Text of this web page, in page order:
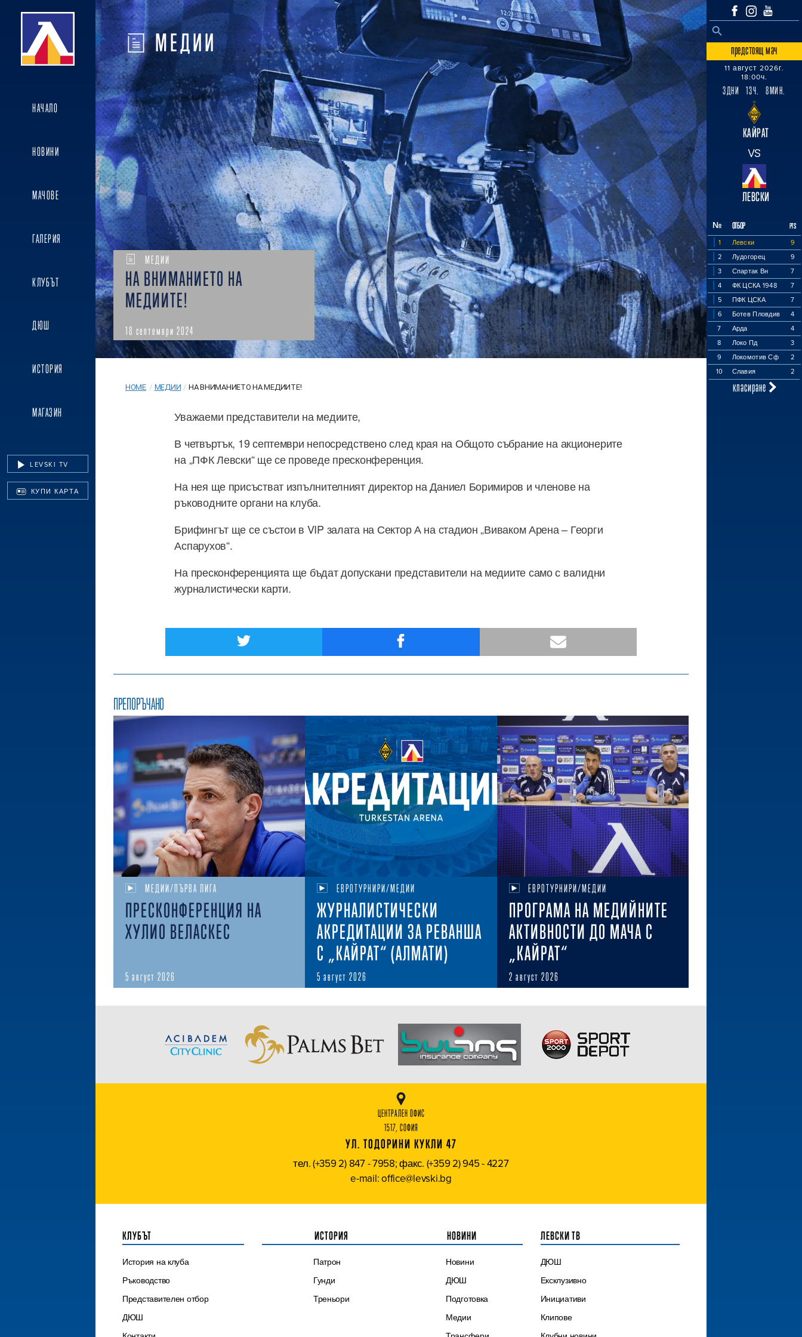
НАЧАЛО
НОВИНИ
МАЧОВЕ
ГАЛЕРИЯ
КЛУБЪТ
ДЮШ
ИСТОРИЯ
МАГАЗИН
LEVSKI TV
КУПИ КАРТА
Search
SEARCH BUTTON
предстоящ мач
11 август 2026г.
18:00ч.
3ДНИ 13Ч. 8МИН.
КАЙРАТ
VS
ЛЕВСКИ
№ ОТБОР PTS
1 Левски
9
2
Лудогорец
9
3
Спартак Вн
7
4
ФК ЦСКА 1948
7
5
ПФК ЦСКА
7
6
Ботев Пловдив
4
7
Арда
4
8
Локо Пд
3
9
Локомотив Сф
2
10
Славия 2
класиране
МЕДИИ
МЕДИИ
НА ВНИМАНИЕТО НА
МЕДИИТЕ!
18 септември 2024
HOME / МЕДИИ / НА ВНИМАНИЕТО НА МЕДИИТЕ!
Уважаеми представители на медиите,
В четвъртък, 19 септември непосредствено след края на Общото събрание на акционерите
на „ПФК Левски“ ще се проведе пресконференция.
На нея ще присъстват изпълнителният директор на Даниел Боримиров и членове на
ръководните органи на клуба.
Брифингът ще се състои в VIP залата на Сектор А на стадион „Виваком Арена – Георги
Аспарухов“.
На пресконференцията ще бъдат допускани представители на медиите само с валидни
журналистически карти.
ПРЕПОРЪЧАНО
МЕДИИ/ПЪРВА ЛИГА
ПРЕСКОНФЕРЕНЦИЯ НА
ХУЛИО ВЕЛАСКЕС
5 август 2026
ЕВРОТУРНИРИ/МЕДИИ
ЖУРНАЛИСТИЧЕСКИ
АКРЕДИТАЦИИ ЗА РЕВАНША
С „КАЙРАТ“ (АЛМАТИ)
5 август 2026
ЕВРОТУРНИРИ/МЕДИИ
ПРОГРАМА НА МЕДИЙНИТЕ
АКТИВНОСТИ ДО МАЧА С
„КАЙРАТ“
2 август 2026
ЦЕНТРАЛЕН ОФИС
1517, СОФИЯ
УЛ. ТОДОРИНИ КУКЛИ 47
тел. (+359 2) 847 - 7958; факс. (+359 2) 945 - 4227
e-mail: office@levski.bg
КЛУБЪТ
История на клуба
Ръководство
Представителен отбор
ДЮШ
ИСТОРИЯ
Патрон
Гунди
Треньори
НОВИНИ
Новини
ДЮШ
Подготовка
Медии
ЛЕВСКИ ТВ
ДЮШ
Ексклузивно
Инициативи
Клипове